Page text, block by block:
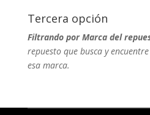
Tercera opción
Filtrando por Marca del
repuesto que busca y
esa marca.